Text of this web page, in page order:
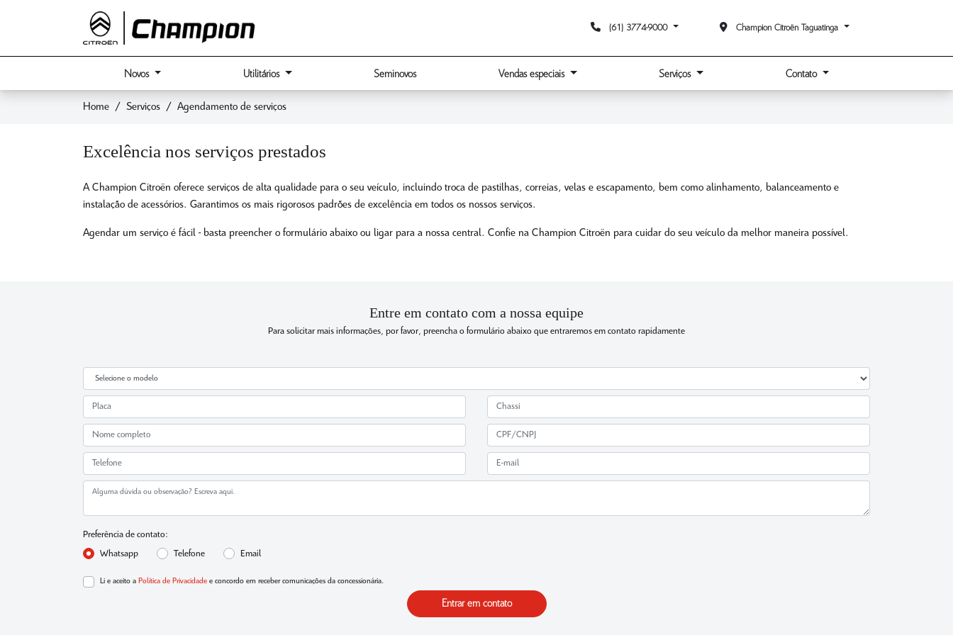
(61) 3774-9000 Champion Citroën Taguatinga
Novos Utilitários Seminovos Vendas especiais Serviços Contato
Home Serviços Agendamento de serviços
Excelência nos serviços prestados
A Champion Citroën oferece serviços de alta qualidade para o seu veículo, incluindo troca de pastilhas, correias, velas e escapamento, bem como alinhamento, balanceamento e
instalação de acessórios. Garantimos os mais rigorosos padrões de excelência em todos os nossos serviços.
Agendar um serviço é fácil - basta preencher o formulário abaixo ou ligar para a nossa central. Confie na Champion Citroën para cuidar do seu veículo da melhor maneira possível.
Entre em contato com a nossa equipe
Para solicitar mais informações, por favor, preencha o formulário abaixo que entraremos em contato rapidamente
Preferência de contato:
Whatsapp
Telefone Email
Li e aceito a Política de Privacidade e concordo em receber comunicações da concessionária.
Entrar em contato